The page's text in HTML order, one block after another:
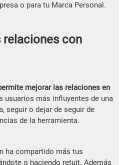
o para tu Marca Personal.
relaciones con
mejorar las relaciones en
usuarios más influyentes de una
seguir o dejar de seguir de
de la herramienta.
ha compartido más tus
o haciendo retuit. Además